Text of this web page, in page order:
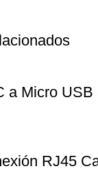
a Micro USB
RJ45